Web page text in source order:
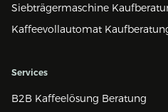
Siebträgermaschine
Kaffeevollautomat
Services
B2B Kaffeelösung Beratung